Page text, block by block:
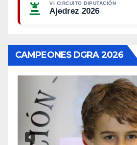
VI CIRCUITO DIPUTACIÓN
Ajedrez 2026
CAMPEONES DGRA 2026